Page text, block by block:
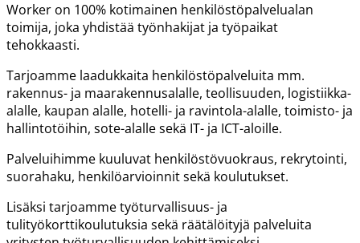
Worker on 100% kotimainen henkilöstöpalvelualan
toimija, joka yhdistää työnhakijat ja työpaikat
tehokkaasti.
Tarjoamme laadukkaita henkilöstöpalveluita mm.
rakennus- ja maarakennusalalle, teollisuuden, logistiikka-
alalle, kaupan alalle, hotelli- ja ravintola-alalle, toimisto- ja
hallintotöihin, sote-alalle sekä IT- ja ICT-aloille.
Palveluihimme kuuluvat henkilöstövuokraus, rekrytointi,
suorahaku, henkilöarvioinnit sekä koulutukset.
Lisäksi tarjoamme työturvallisuus- ja
tulityökorttikoulutuksia sekä räätälöityjä palveluita